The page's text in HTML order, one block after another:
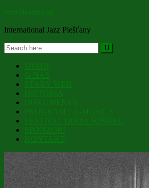
JazzPiestany.sk
International Jazz Piešťany
ÚVOD
O NÁS
STARÝ WEB
HISTÓRIA
DOKUMENTY
PROGRAM LA-MUSICA
FESTIVAL DODA ŠOŠOKU
SPONZORI
KONTAKT